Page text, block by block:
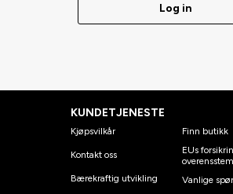
Log in
KUNDETJENESTE
Kjøpsvilkår
Kontakt oss
Bærekraftig utvikling
Finn butikk
EUs
Vanlige